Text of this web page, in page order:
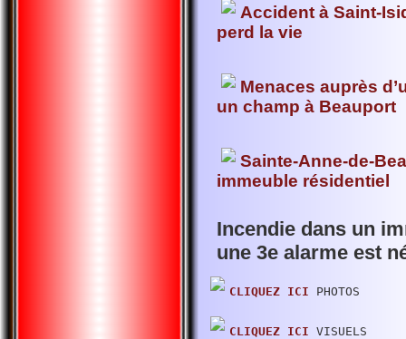
Accident à Saint-
perd la vie
Menaces auprès
un champ à Beauport
Sainte-Anne-de-
immeuble résidentiel
Incendie dans un
une 3e alarme est
CLIQUEZ ICI PHOTOS
CLIQUEZ ICI VISUELS